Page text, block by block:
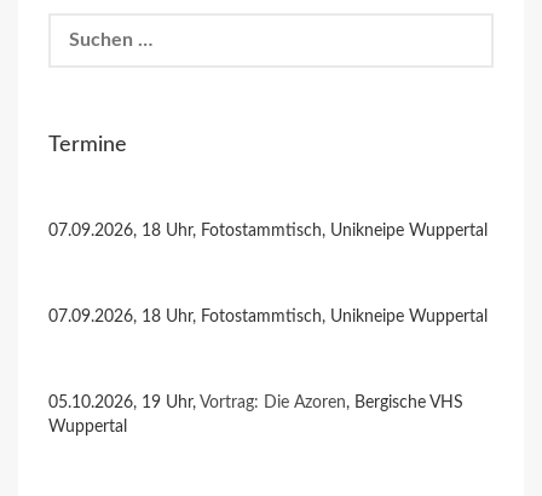
nach:
Termine
07.09.2026, 18 Uhr, Fotostammtisch, Unikneipe Wuppertal
07.09.2026, 18 Uhr, Fotostammtisch, Unikneipe Wuppertal
05.10.2026, 19 Uhr, Vortrag: Die Azoren, Bergische VHS
Wuppertal